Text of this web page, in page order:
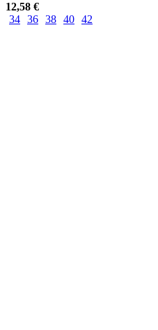
12,58 €
34 36 38 40 42